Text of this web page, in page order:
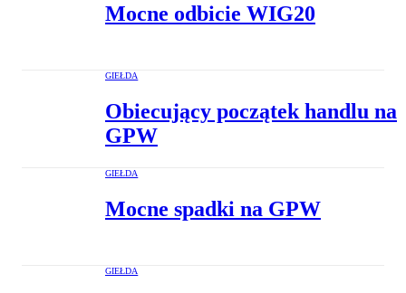
Mocne odbicie WIG20
GIEŁDA
Obiecujący początek handlu na
GPW
GIEŁDA
Mocne spadki na GPW
GIEŁDA